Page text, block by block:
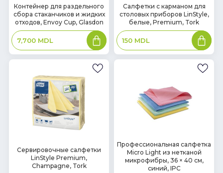
В
наличии
Контейнер для раздельного
сбора стаканчиков и жидких
отходов, Envoy Cup, Glasdon
7,700 MDL
В
корзину
наличии
Салфетки с карманом для
столовых приборов LinStyle,
белые, Premium, Tork
150 MDL
В
корзину
наличии
Сервировочные салфетки
LinStyle Premium,
Champagne, Tork
В
наличии
Профессиональная салфетка
Micro Light из нетканой
микрофибры, 36 × 40 см,
синий, IPC